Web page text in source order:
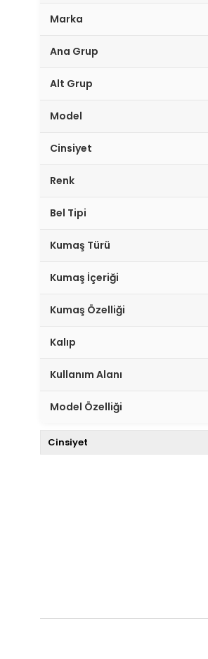
Marka
Ana Grup
Alt Grup
Model
Cinsiyet
Renk
Bel Tipi
Kumaş Türü
Kumaş İçeriği
Kumaş Özelliği
Kalıp
Kullanım Alanı
Model Özelliği
Cinsiyet